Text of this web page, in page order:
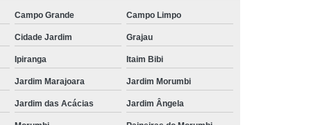
Campo Grande Campo Limpo
Cidade Jardim Grajau
Ipiranga Itaim Bibi
Jardim Marajoara Jardim Morumbi
Jardim das Acácias Jardim Ângela